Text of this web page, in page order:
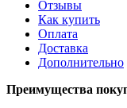
Отзывы
Как купить
Оплата
Доставка
Дополнительно
Преимущества